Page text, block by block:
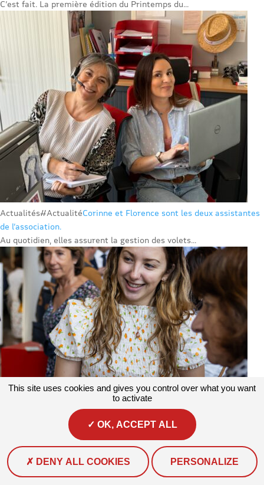
C’est fait. La première édition du Printemps du...
Actualités#ActualitéCorinne et Florence sont les deux assistantes
de l’association.
Au quotidien, elles assurent la gestion des volets...
Actualités#ActualitéBrunelle, chargée de projet climat au sein de
l’association Prévention MAIF !
Depuis janvier 2025, Brunelle COTTEREAU occupe le poste de...
This site uses cookies and gives you control over what you want
to activate
OK, ACCEPT ALL
DENY ALL COOKIES PERSONALIZE